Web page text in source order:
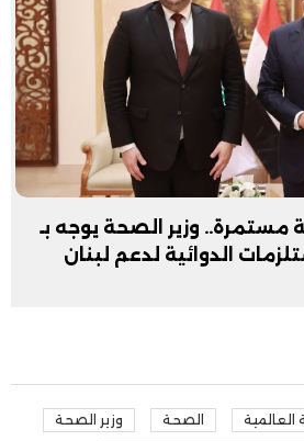
مستمرة.. وزير الصحة يوجه بـ
الصحة وزير الصحة